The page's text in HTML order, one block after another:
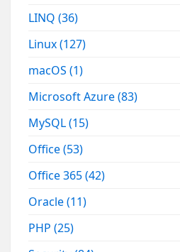
LINQ(36)
Linux(127)
macOS(1)
Microsoft Azure(83)
MySQL(15)
Office(53)
Office 365(42)
Oracle(11)
PHP(25)